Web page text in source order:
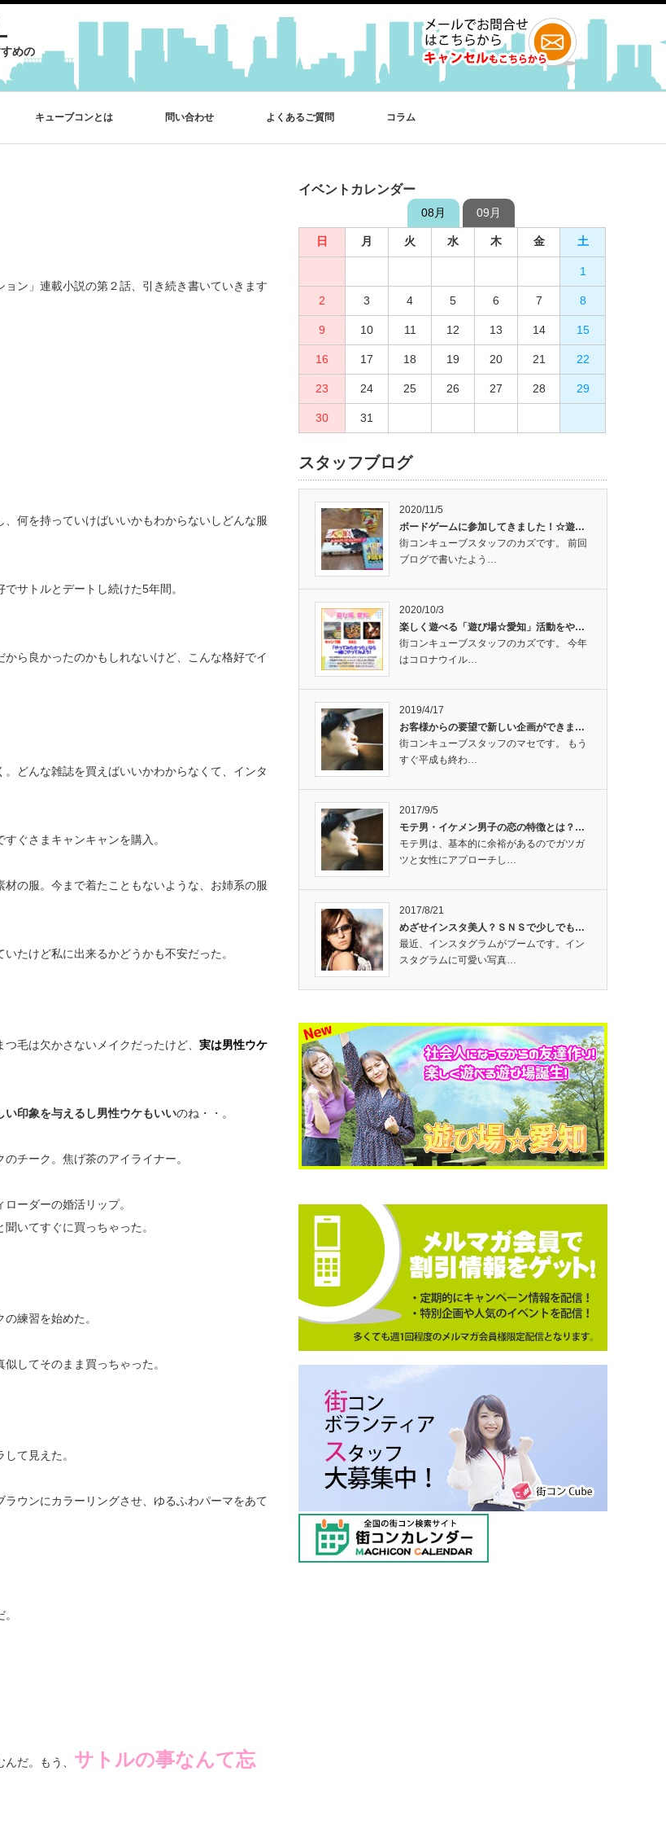
めの
キューブコンとは 問い合わせ よくあるご質問 コラム
ン」連載小説の第２話、引き続き書いていきます
何を持っていけばいいかもわからないしどんな服
サトルとデートし続けた5年間。
ら良かったのかもしれないけど、こんな格好でイ
どんな雑誌を買えばいいかわからなくて、インタ
ぐさまキャンキャンを購入。
の服。今まで着たこともないような、お姉系の服
たけど私に出来るかどうかも不安だった。
毛は欠かさないメイクだったけど、 実は男性ウケ
印象を与えるし男性ウケもいいのね・・。
チーク。焦げ茶のアイライナー。
ーダーの婚活リップ。
いてすぐに買っちゃった。
練習を始めた。
してそのまま買っちゃった。
て見えた。
ウンにカラーリングさせ、ゆるふわパーマをあて
だ。もう、 サトルの事なんて忘
イベントカレンダー
08月 09月
日 月 火 水 木 金 土
1
2 3 4 5 6 7 8
9 10 11 12 13 14 15
16 17 18 19 20 21 22
23 24 25 26 27 28 29
30 31
日 月 火 水 木 金 土
5
6 7 8 9 10 11 12
13 14 15 16 17 18 19
20 21 22 23 24 25 26
27 28 29 30
スタッフブログ
2020/11/5
ボードゲームに参加してきました！☆遊…
街コンキューブスタッフのカズです。 前回
ブログで書いたよう…
2020/10/3
楽しく遊べる「遊び場☆愛知」活動をや…
街コンキューブスタッフのカズです。 今年
はコロナウイル…
2019/4/17
お客様からの要望で新しい企画ができま…
街コンキューブスタッフのマセです。 もう
すぐ平成も終わ…
2017/9/5
モテ男・イケメン男子の恋の特徴とは？…
モテ男は、基本的に余裕があるのでガツガ
ツと女性にアプローチし…
2017/8/21
めざせインスタ美人？ＳＮＳで少しでも…
最近、インスタグラムがブームです。イン
スタグラムに可愛い写真…